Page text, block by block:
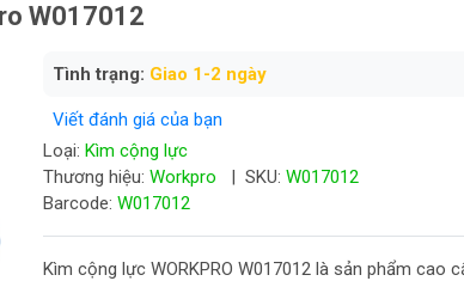
W017012
Tình trạng: Giao 1-2 ngày
Viết đánh giá của bạn
Loại: Kìm cộng lực
Thương hiệu: Workpro | SKU: W017012
Barcode: W017012
Kìm cộng lực WORKPRO W017012 là sản phẩm cao